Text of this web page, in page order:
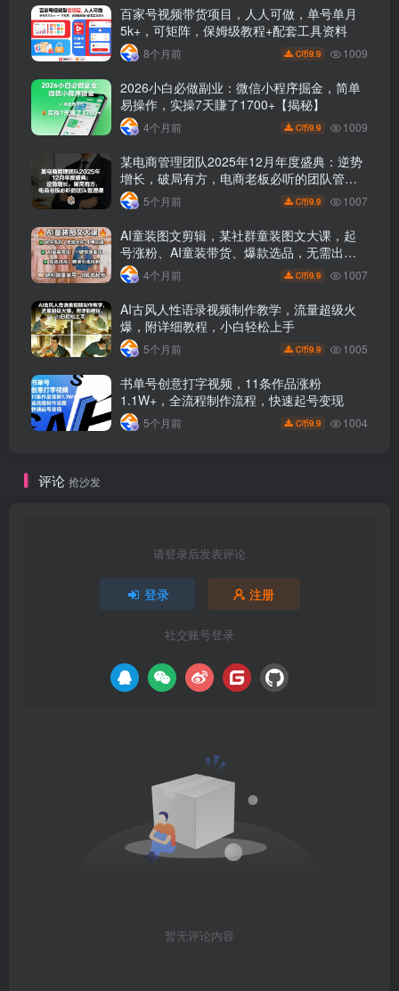
百家号视频带货项目，人人可做，单号单月
5k+，可矩阵，保姆级教程+配套工具资料
8个月前 C币9.9 1009
2026小白必做副业：微信小程序掘金，简单
易操作，实操7天賺了1700+【揭秘】
4个月前 C币9.9 1009
某电商管理团队2025年12月年度盛典：逆势
增长，破局有方，电商老板必听的团队管理
课
5个月前 C币9.9 1007
AI童装图文剪辑，某社群童装图文大课，起
号涨粉、AI童装带货、爆款选品，无需出镜
和拍摄4个月前 C币9.9 1007
AI古风人性语录视频制作教学，流量超级火
爆，附详细教程，小白轻松上手
5个月前 C币9.9 1005
书单号创意打字视频，11条作品涨粉
1.1W+，全流程制作流程，快速起号变现
5个月前 C币9.9 1004
评论 抢沙发
请登录后发表评论
登录 注册
社交账号登录
暂无评论内容